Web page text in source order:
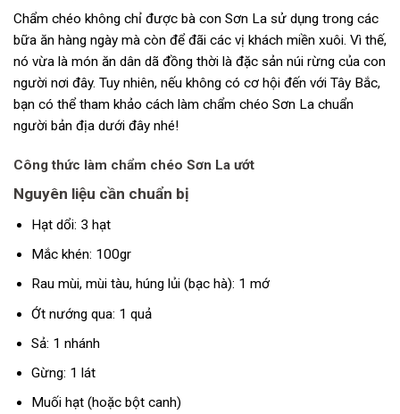
Chẩm chéo không chỉ được bà con Sơn La sử dụng trong các
bữa ăn hàng ngày mà còn để đãi các vị khách miền xuôi. Vì thế,
nó vừa là món ăn dân dã đồng thời là đặc sản núi rừng của con
người nơi đây. Tuy nhiên, nếu không có cơ hội đến với Tây Bắc,
bạn có thể tham khảo cách làm chẩm chéo Sơn La chuẩn
người bản địa dưới đây nhé!
Công thức làm chẩm chéo Sơn La ướt
Nguyên liệu cần chuẩn bị
Hạt dổi: 3 hạt
Mắc khén: 100gr
Rau mùi, mùi tàu, húng lủi (bạc hà): 1 mớ
Ớt nướng qua: 1 quả
Sả: 1 nhánh
Gừng: 1 lát
Muối hạt (hoặc bột canh)